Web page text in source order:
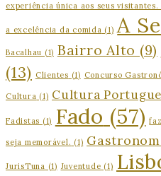
experiência única aos seus visitantes.
a excelência da comida (1) A
Bacalhau (1) Bairro Alto (9)
(13) Clientes (1) Concurso
Cultura (1) Cultura
Fadistas (1) Fado (57)
seja memorável. (1)
JurisTuna (1) Juventude (1)